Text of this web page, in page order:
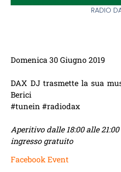
RADIO
Domenica 30 Giugno 2019
DAX DJ trasmette la sua
Berici
#tunein #radiodax
Aperitivo dalle 18:00 alle 21:00
ingresso gratuito
Facebook Event